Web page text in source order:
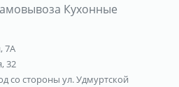
Кухонные
7А
32
со стороны ул. Удмуртской